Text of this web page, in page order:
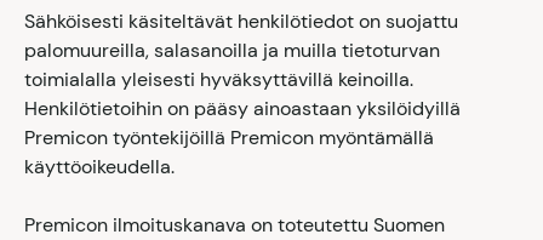
Sähköisesti käsiteltävät henkilötiedot on suojattu
palomuureilla, salasanoilla ja muilla tietoturvan
toimialalla yleisesti hyväksyttävillä keinoilla.
Henkilötietoihin on pääsy ainoastaan yksilöidyillä
Premicon työntekijöillä Premicon myöntämällä
käyttöoikeudella.
Premicon ilmoituskanava on toteutettu Suomen